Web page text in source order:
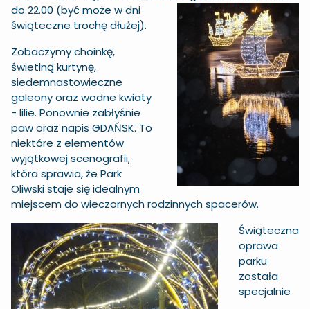
do 22.00 (być może w dni
świąteczne trochę dłużej).
Zobaczymy choinkę,
świetlną kurtynę,
siedemnastowieczne
galeony oraz wodne kwiaty
- lilie. Ponownie zabłyśnie
paw oraz napis GDAŃSK. To
niektóre z elementów
wyjątkowej scenografii,
która sprawia, że Park
Oliwski staje się idealnym
miejscem do wieczornych rodzinnych spacerów.
Świąteczna
oprawa
parku
została
specjalnie